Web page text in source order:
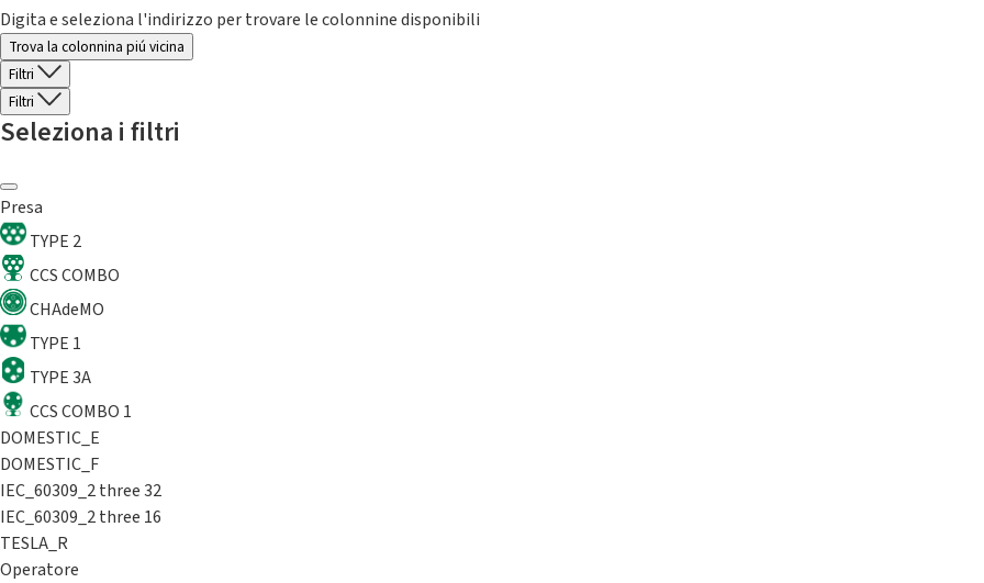
Digita e seleziona l'indirizzo per trovare le colonnine disponibili
Trova la colonnina piú vicina
Filtri
Filtri
Seleziona i filtri
Presa
TYPE 2
CCS COMBO
CHAdeMO
TYPE 1
TYPE 3A
CCS COMBO 1
DOMESTIC_E
DOMESTIC_F
IEC_60309_2 three 32
IEC_60309_2 three 16
TESLA_R
Operatore